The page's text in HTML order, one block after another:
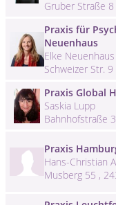
Gruber Straße
Praxis für
Neuenhaus
Elke Neuenhaus
Schweizer Str.
Praxis Global
Saskia Lupp
Bahnhofstraße
Praxis
Hans-Christian
Musberg 55 ,